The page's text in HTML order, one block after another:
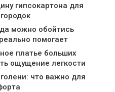
гипсокартона для
можно обойтись
помогает
платье больших
ощущение легкости
что важно для